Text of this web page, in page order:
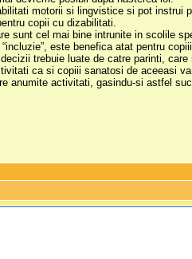
motorii si lingvistice si pot instrui
copii cu dizabilitati.
sunt cel mai bine intrunite in scolile
este benefica atat pentru
trebuie luate de catre parinti,
ca si copiii sanatosi de aceeasi
anumite activitati, gasindu-si astfel